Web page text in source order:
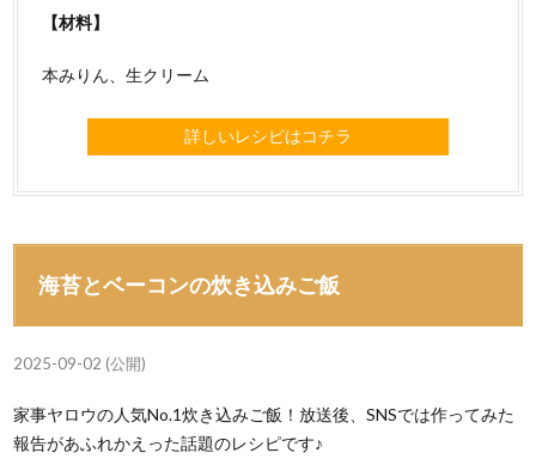
【材料】
本みりん、生クリーム
詳しいレシピはコチラ
海苔とベーコンの炊き込みご飯
2025-09-02 (公開)
家事ヤロウの人気No.1炊き込みご飯！放送後、SNSでは作ってみた
報告があふれかえった話題のレシピです♪